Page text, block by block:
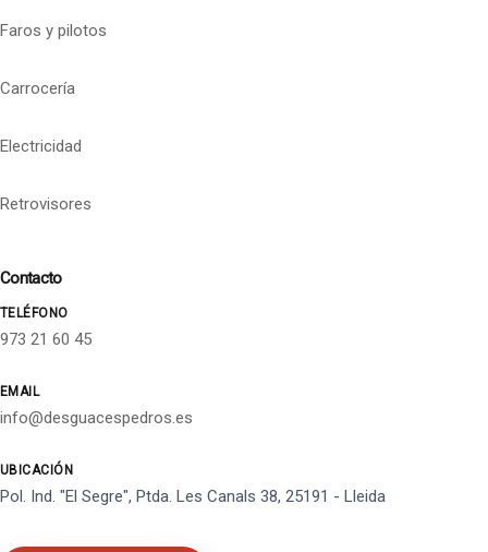
Faros y pilotos
Carrocería
Electricidad
Retrovisores
Contacto
TELÉFONO
973 21 60 45
EMAIL
info@desguacespedros.es
UBICACIÓN
Pol. Ind. "El Segre", Ptda. Les Canals 38, 25191 - Lleida